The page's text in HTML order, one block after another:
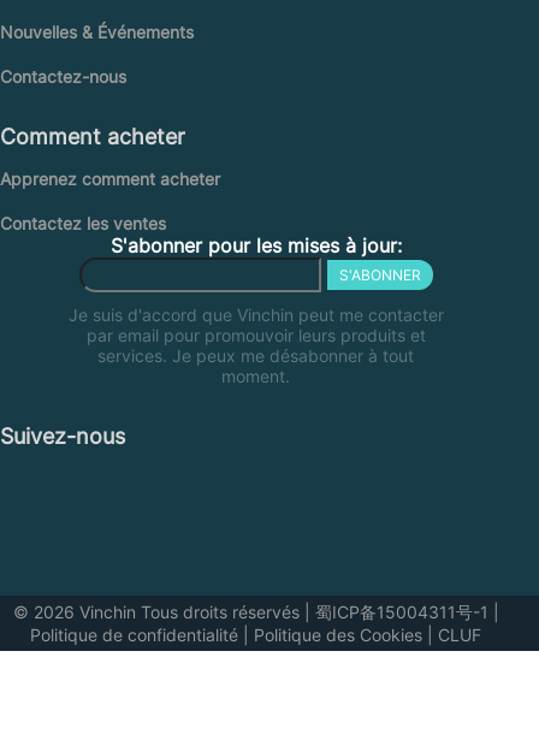
Nouvelles & Événements
Contactez-nous
Comment acheter
Apprenez comment acheter
Contactez les ventes
S'abonner pour les mises à jour:
S'ABONNER
Je suis d'accord que Vinchin peut me contacter
par email pour promouvoir leurs produits et
services. Je peux me désabonner à tout
moment.
Suivez-nous
© 2026 Vinchin Tous droits réservés| 蜀ICP备15004311号-1
Politique de confidentialité
Politique des Cookies CLUF